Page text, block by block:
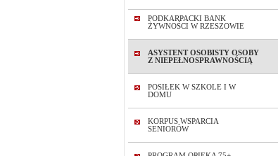
PODKARPACKI BANK
ŻYWNOŚCI W RZESZOWIE
ASYSTENT OSOBISTY OSOBY
Z NIEPEŁNOSPRAWNOŚCIĄ
POSIŁEK W SZKOLE I W
DOMU
KORPUS WSPARCIA
SENIORÓW